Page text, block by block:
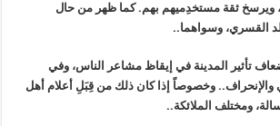
ويرسخ ثقة مستخدِميهم بهم. كما ظهر من حال
القسري، وسواهما..
تأثير المدينة في إيقاظ مشاعر الناس، وفي
والإنحراف.. وخصوصاً إذا كان ذلك من قِبَلِ أعلام أهل
ومختلف الملائكة..